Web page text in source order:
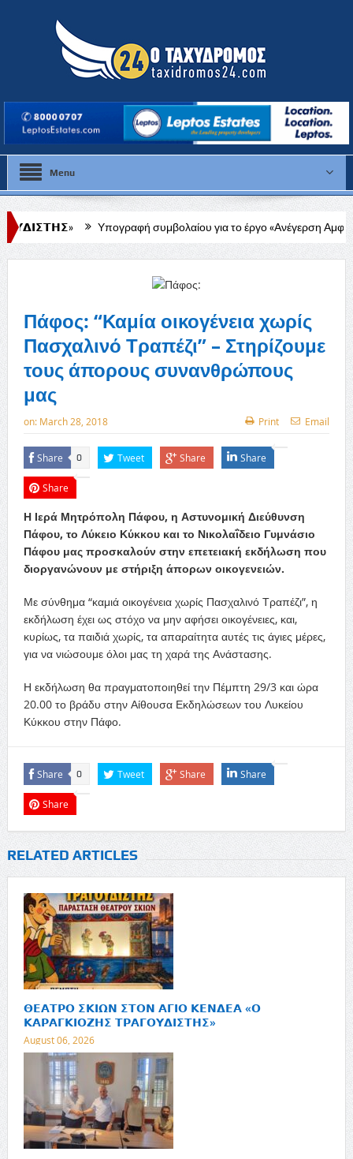
Menu
Υπογραφή συμβολαίου για το έργο «Ανέγερση Αμφιθεάτρου στο
Πάφος: “Καμία οικογένεια χωρίς
Πασχαλινό Τραπέζι” – Στηρίζουμε
τους άπορους συνανθρώπους
μας
on: March 28, 2018 Print Email
Share 0 Tweet Share Share
Share
Η Ιερά Μητρόπολη Πάφου, η Αστυνομική Διεύθυνση
Πάφου, το Λύκειο Κύκκου και το Νικολαΐδειο Γυμνάσιο
Πάφου μας προσκαλούν στην επετειακή εκδήλωση που
διοργανώνουν με στήριξη άπορων οικογενειών.
Με σύνθημα “καμιά οικογένεια χωρίς Πασχαλινό Τραπέζι”, η
εκδήλωση έχει ως στόχο να μην αφήσει οικογένειες, και,
κυρίως, τα παιδιά χωρίς, τα απαραίτητα αυτές τις άγιες μέρες,
για να νιώσουμε όλοι μας τη χαρά της Ανάστασης.
Η εκδήλωση θα πραγματοποιηθεί την Πέμπτη 29/3 και ώρα
20.00 το βράδυ στην Αίθουσα Εκδηλώσεων του Λυκείου
Κύκκου στην Πάφο.
Share 0 Tweet Share Share
Share
RELATED ARTICLES
𝝝𝝚𝝖𝝩𝝦𝝤 𝝨𝝟𝝞𝝮𝝢 𝝨𝝩𝝤𝝢 𝝖𝝘𝝞𝝤 𝝟𝝚𝝢𝝙𝝚𝝖 «𝝤
𝝟𝝖𝝦𝝖𝝘𝝟𝝞𝝤𝝛𝝜𝝨 𝝩𝝦𝝖𝝘𝝤𝝪𝝙𝝞𝝨𝝩𝝜𝝨»
August 06, 2026